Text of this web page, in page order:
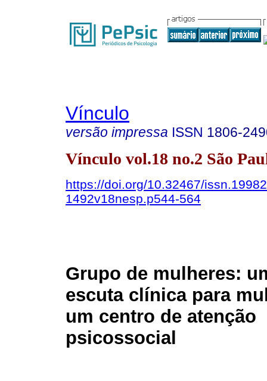
Vínculo
versão impressa ISSN 1806-
Vínculo vol.18 no.2 São
https://doi.org/10.32467/
1492v18nesp.p544-564
Grupo de mulheres:
escuta clínica para
um centro de atenção
psicossocial